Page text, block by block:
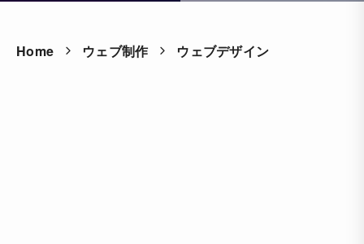
Home ウェブ制作 ウェブデザイン